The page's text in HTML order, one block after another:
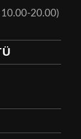
10.00-20.00)